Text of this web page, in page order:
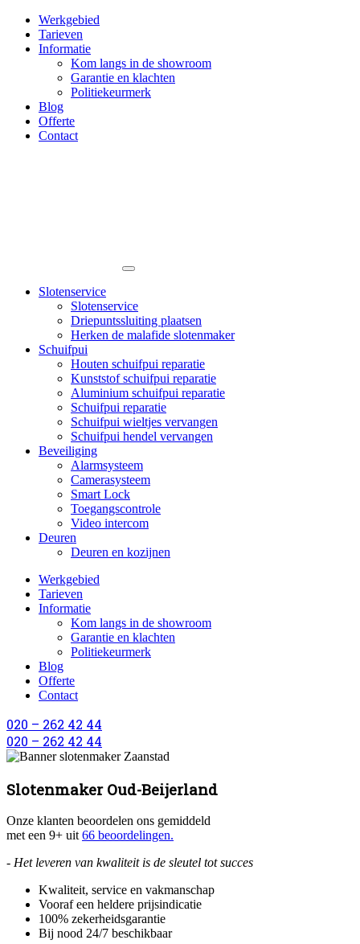
Werkgebied
Tarieven
Informatie
Kom langs in de showroom
Garantie en klachten
Politiekeurmerk
Blog
Offerte
Contact
Slotenservice
Slotenservice
Driepuntssluiting plaatsen
Herken de malafide slotenmaker
Schuifpui
Houten schuifpui reparatie
Kunststof schuifpui reparatie
Aluminium schuifpui reparatie
Schuifpui reparatie
Schuifpui wieltjes vervangen
Schuifpui hendel vervangen
Beveiliging
Alarmsysteem
Camerasysteem
Smart Lock
Toegangscontrole
Video intercom
Deuren
Deuren en kozijnen
Werkgebied
Tarieven
Informatie
Kom langs in de showroom
Garantie en klachten
Politiekeurmerk
Blog
Offerte
Contact
020 – 262 42 44
020 – 262 42 44
Slotenmaker Oud-Beijerland
Onze klanten beoordelen ons gemiddeld
met een 9+ uit66 beoordelingen.
- Het leveren van kwaliteit is de sleutel tot succes
Kwaliteit, service en vakmanschap
Vooraf een heldere prijsindicatie
100% zekerheidsgarantie
Bij nood 24/7 beschikbaar